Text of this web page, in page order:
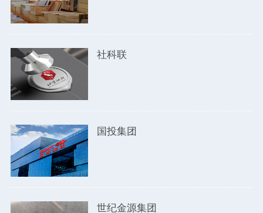
社科联
国投集团
世纪金源集团